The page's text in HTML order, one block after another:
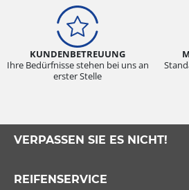
KUNDENBETREUUNG
Ihre Bedürfnisse stehen bei uns an
erster Stelle
VERPASSEN SIE ES NICHT!
REIFENSERVICE